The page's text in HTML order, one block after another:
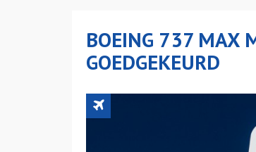
BOEING 737 MAX
GOEDGEKEURD